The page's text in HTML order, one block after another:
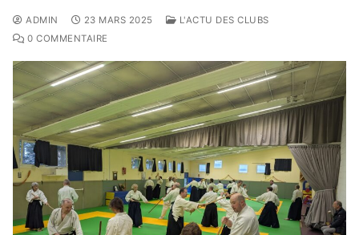
ADMIN 23 MARS 2025
L'ACTU DES CLUBS
0 COMMENTAIRE